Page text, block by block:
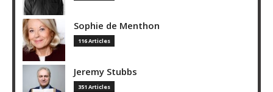
Sophie de Menthon
116 Articles
Jeremy Stubbs
351 Articles